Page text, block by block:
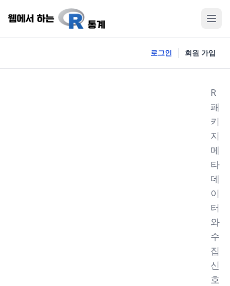
로그인 회원 가입
R
패
키
지
메
타
데
이
터
와
수
집
신
호